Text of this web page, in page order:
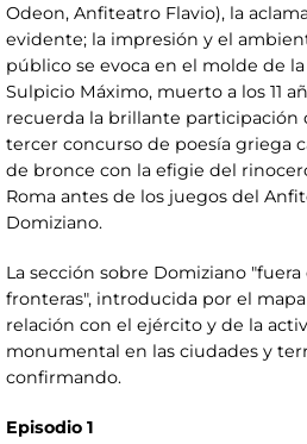
Odeon, Anfiteatro Flavio), la
evidente; la impresión y el
público se evoca en el molde de
Sulpicio Máximo, muerto a los 11
recuerda la brillante
tercer concurso de poesía griega
de bronce con la efigie del
Roma antes de los juegos del
Domiziano.
La sección sobre Domiziano
fronteras", introducida por el
relación con el ejército y de la
monumental en las ciudades y
confirmando.
Episodio 1